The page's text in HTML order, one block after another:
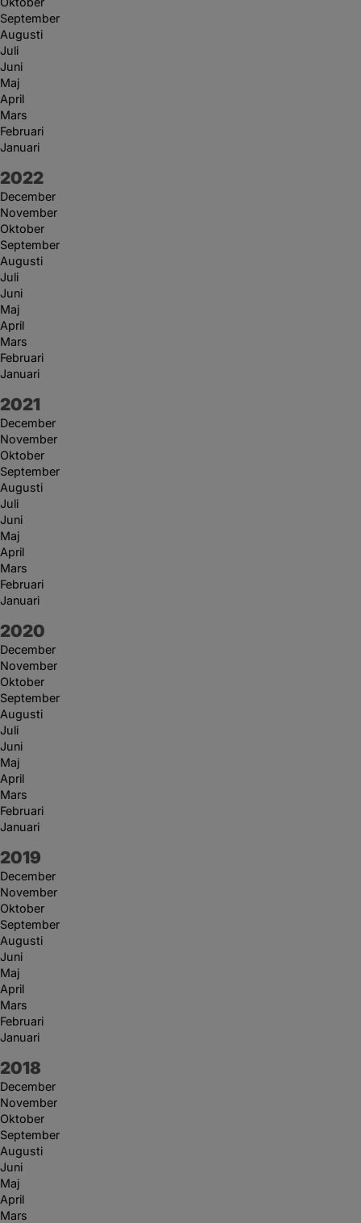
September
Augusti
Juli
Juni
Maj
April
Mars
Februari
Januari
År:
2022
December
November
Oktober
September
Augusti
Juli
Juni
Maj
April
Mars
Februari
Januari
År:
2021
December
November
Oktober
September
Augusti
Juli
Juni
Maj
April
Mars
Februari
Januari
År:
2020
December
November
Oktober
September
Augusti
Juli
Juni
Maj
April
Mars
Februari
Januari
År:
2019
December
November
Oktober
September
Augusti
Juni
Maj
April
Mars
Februari
Januari
År:
2018
December
November
Oktober
September
Augusti
Juni
Maj
April
Mars